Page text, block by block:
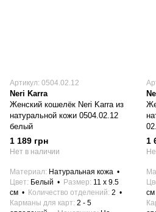
Артикул: 0504.02.12
Neri Karra
Женский кошелёк Neri Karra из
натуральной кожи 0504.02.12
белый
1 189 грн
Нет в наличии
Материал
Натуральная кожа
Цвет
Белый Размер 11 x 9.5
см
Количество отделений 2
Карманы для карт 2 - 5
1
см